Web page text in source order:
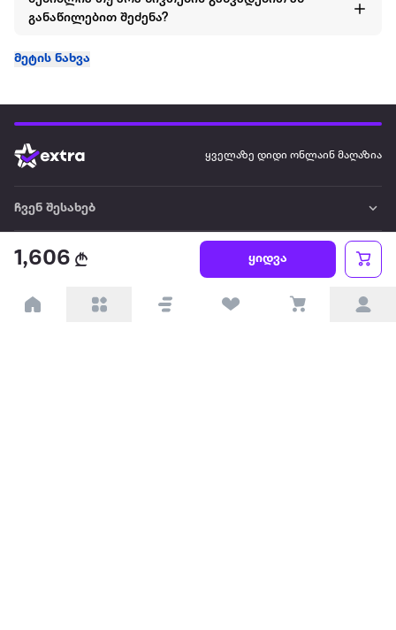
1,606 ყიდვა
განაწილებით შეძენა?
მეტის ნახვა
ყველაზე დიდი ონლაინ მაღაზია
ჩვენ შესახებ
წესები და პირობები
პარტნიორებისთვის